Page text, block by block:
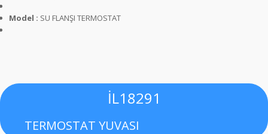
Model : SU FLANŞI TERMOSTAT
İL18291
TERMOSTAT YUVASI